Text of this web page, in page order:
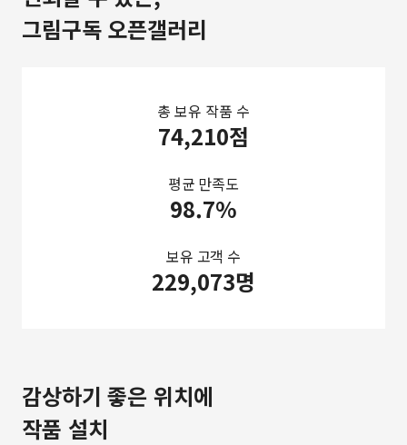
그림구독 오픈갤러리
총 보유 작품 수
74,210점
평균 만족도
98.7%
보유 고객 수
229,073명
감상하기 좋은 위치에
작품 설치